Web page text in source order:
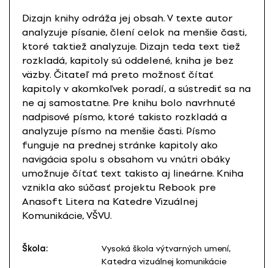
Dizajn knihy odráža jej obsah. V texte autor
analyzuje písanie, člení celok na menšie časti,
ktoré taktiež analyzuje. Dizajn teda text tiež
rozkladá, kapitoly sú oddelené, kniha je bez
väzby. Čitateľ má preto možnosť čítať
kapitoly v akomkoľvek poradí, a sústrediť sa na
ne aj samostatne. Pre knihu bolo navrhnuté
nadpisové písmo, ktoré takisto rozkladá a
analyzuje písmo na menšie časti. Písmo
funguje na prednej stránke kapitoly ako
navigácia spolu s obsahom vu vnútri obáky
umožnuje čítať text takisto aj lineárne. Kniha
vznikla ako súčasť projektu Rebook pre
Anasoft Litera na Katedre Vizuálnej
Komunikácie, VŠVU.
Škola:
Vysoká škola výtvarných umení,
Katedra vizuálnej komunikácie